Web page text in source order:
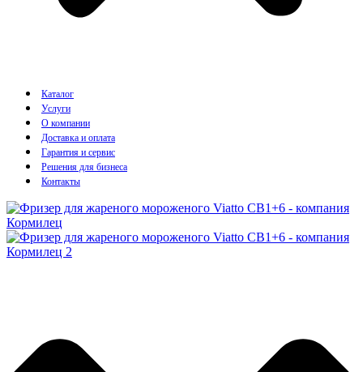
Каталог
Услуги
О компании
Доставка и оплата
Гарантия и сервис
Решения для бизнеса
Контакты